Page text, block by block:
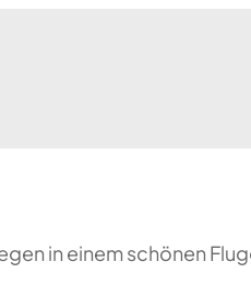
in einem schönen